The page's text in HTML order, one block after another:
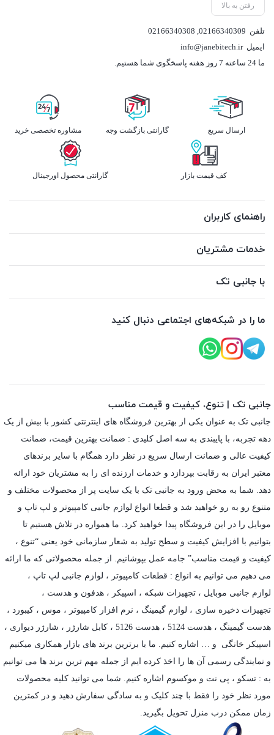
رفتن به بالا
تلفن 02166340309
,
02166340308
ایمیلinfo@janebitech.ir
ما 24 ساعته 7 روز هفته پاسخگوی شما هستیم.
ارسال سریع گارانتی بازگشت وجه مشاوره تخصصی خرید
کف قیمت بازار گارانتی محصول اورجینال
راهنمای کاربران
خدمات مشتریان
با جانبی تک
ما را در شبکه‌های اجتماعی دنبال کنید
جانبی تک | تنوع، کیفیت و قیمت مناسب
جانبی تک به عنوان یکی از بهترین فروشگاه های اینترنتی کشور با بیش از یک
دهه تجربه، با پایبندی به سه اصل کلیدی : ضمانت بهترین قیمت، ضمانت
کیفیت عالی و ضمانت ارسال سریع در نظر دارد همگام با سایر برندهای
معتبر ایران به رقابت بپردازد و خدمات ارزنده ای را به مشتریان خود ارائه
دهد. شما به محض ورود به جانبی تک با یک سایت پر از محصولات مختلف و
متنوع رو به رو خواهید شد و قطعا انواع لوازم جانبی کامپیوتر و لپ تاپ و
موبایل را در این فروشگاه پیدا خواهید کرد. ما همواره در تلاش هستیم تا
بتوانیم با افزایش کیفیت و سطح تولید به شعار سازمانی خود یعنی “تنوع ،
کیفیت و قیمت مناسب” جامه عمل بپوشانیم. از جمله محصولاتی که ما ارائه
می دهیم می توانیم به انواع : قطعات کامپیوتر ، لوازم جانبی لپ تاپ ،
لوازم جانبی موبایل ، تجهیزات شبکه ، اسپیکر ، هدفون و هدست ،
تجهیزات ذخیره سازی ، لوازم گیمینگ ، نرم افزار کامپیوتر ، موس ، کیبورد ،
هدست گیمینگ ، هدست 5124 ، هدست 5126 ، کابل شارژر ، شارژر دیواری ،
اسپیکر خانگی و … اشاره کنیم. ما با برترین برند های بازار همکاری میکنیم
و نمایندگی رسمی آن ها را اخذ کرده ایم از جمله مهم ترین برند ها می توانیم
به : تسکو ، پی نت و موکسوم اشاره کنیم. شما می توانید کلیه محصولات
مورد نظر خود را فقط با چند کلیک و به سادگی سفارش دهید و در کمترین
زمان ممکن درب منزل تحویل بگیرید.